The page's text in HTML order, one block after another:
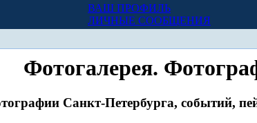
ВАШ ПРОФИЛЬ
ЛИЧНЫЕ СООБЩЕНИЯ
Фотогалерея.
Санкт-Петербурга, событий,